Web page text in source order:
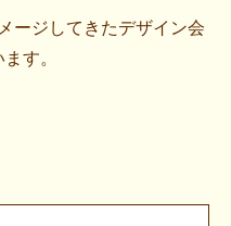
ージしてきたデザイン会
す。